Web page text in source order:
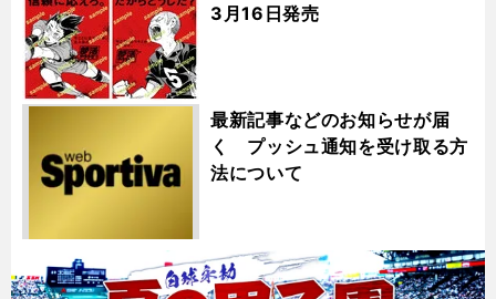
3月16日発売
最新記事などのお知らせが届
く プッシュ通知を受け取る方
法について